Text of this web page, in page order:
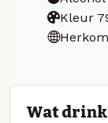
Kleur
Wat